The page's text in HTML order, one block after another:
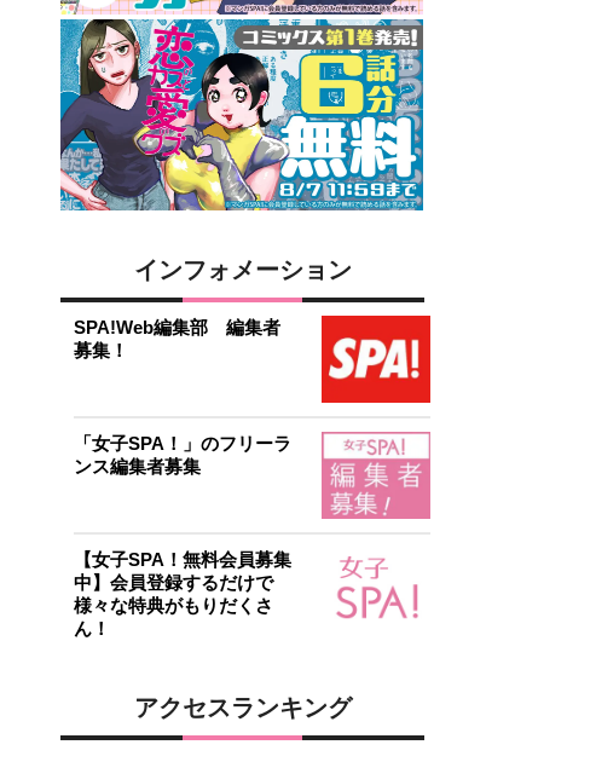
インフォメーション
SPA!Web編集部 編集者
募集！
「女子SPA！」のフリーラ
ンス編集者募集
【女子SPA！無料会員募集
中】会員登録するだけで
様々な特典がもりだくさ
ん！
アクセスランキング